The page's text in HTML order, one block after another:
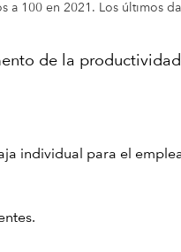
a 100 en 2021. Los últimos
de la
individual para el